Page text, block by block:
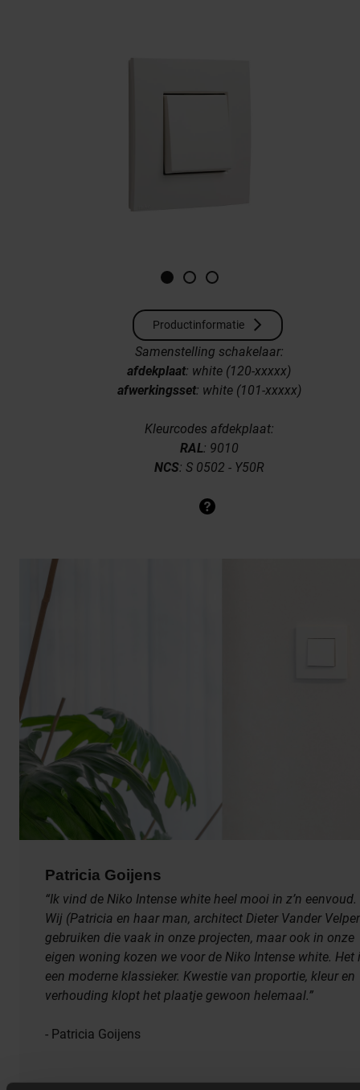
Productinformatie
Samenstelling schakelaar:
afdekplaat: white (120-xxxxx)
afwerkingsset: white (101-xxxxx)
Kleurcodes afdekplaat:
RAL: 9010
NCS: S 0502 - Y50R
Patricia Goijens
“Ik vind de Niko Intense white heel mooi in z’n eenvoud.
Wij (Patricia en haar man, architect Dieter Vander
gebruiken die vaak in onze projecten, maar ook in onze
eigen woning kozen we voor de Niko Intense white. Het
een moderne klassieker. Kwestie van proportie, kleur en
verhouding klopt het plaatje gewoon helemaal.”
- Patricia Goijens